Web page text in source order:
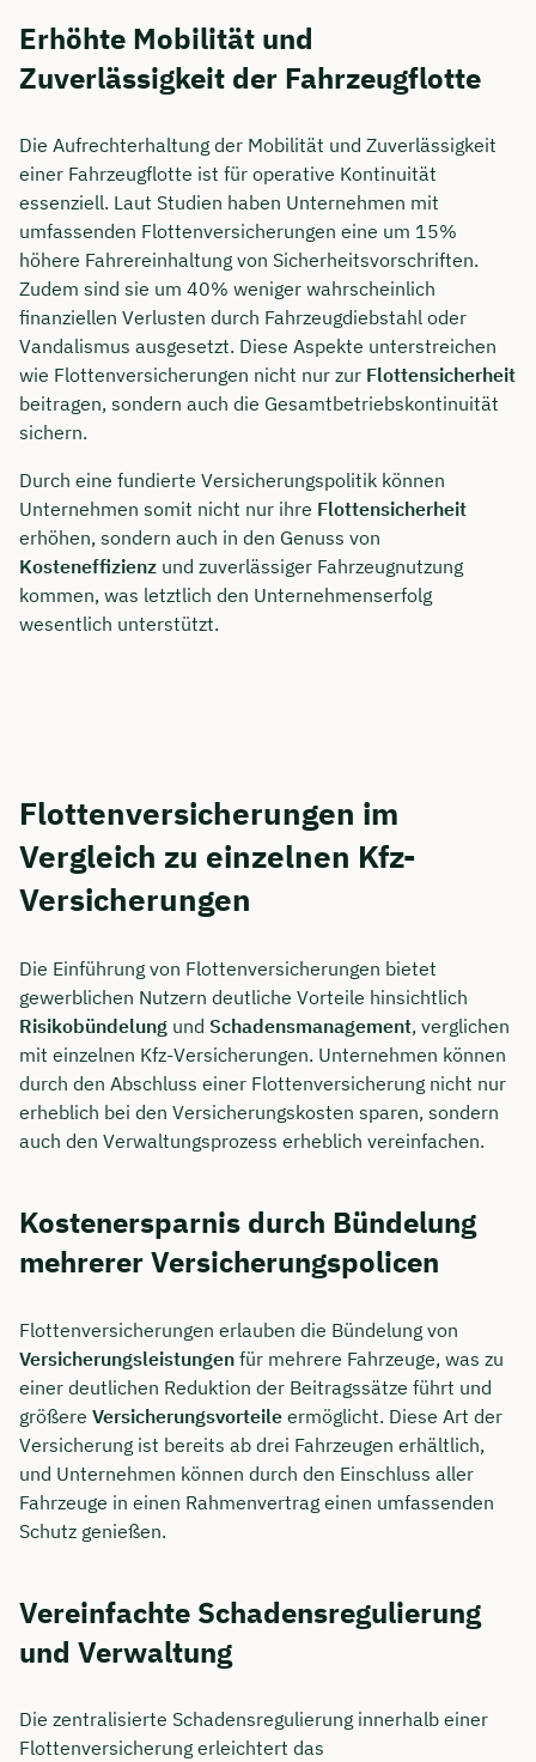
Erhöhte Mobilität und
Zuverlässigkeit der Fahrzeugflotte
Die Aufrechterhaltung der Mobilität und Zuverlässigkeit
einer Fahrzeugflotte ist für operative Kontinuität
essenziell. Laut Studien haben Unternehmen mit
umfassenden Flottenversicherungen eine um 15%
höhere Fahrereinhaltung von Sicherheitsvorschriften.
Zudem sind sie um 40% weniger wahrscheinlich
finanziellen Verlusten durch Fahrzeugdiebstahl oder
Vandalismus ausgesetzt. Diese Aspekte unterstreichen
wie Flottenversicherungen nicht nur zur Flottensicherheit
beitragen, sondern auch die Gesamtbetriebskontinuität
sichern.
Durch eine fundierte Versicherungspolitik können
Unternehmen somit nicht nur ihre Flottensicherheit
erhöhen, sondern auch in den Genuss von
Kosteneffizienz und zuverlässiger Fahrzeugnutzung
kommen, was letztlich den Unternehmenserfolg
wesentlich unterstützt.
Flottenversicherungen im
Vergleich zu einzelnen Kfz-
Versicherungen
Die Einführung von Flottenversicherungen bietet
gewerblichen Nutzern deutliche Vorteile hinsichtlich
Risikobündelung und Schadensmanagement, verglichen
mit einzelnen Kfz-Versicherungen. Unternehmen können
durch den Abschluss einer Flottenversicherung nicht nur
erheblich bei den Versicherungskosten sparen, sondern
auch den Verwaltungsprozess erheblich vereinfachen.
Kostenersparnis durch Bündelung
mehrerer Versicherungspolicen
Flottenversicherungen erlauben die Bündelung von
Versicherungsleistungen für mehrere Fahrzeuge, was zu
einer deutlichen Reduktion der Beitragssätze führt und
größere Versicherungsvorteile ermöglicht. Diese Art der
Versicherung ist bereits ab drei Fahrzeugen erhältlich,
und Unternehmen können durch den Einschluss aller
Fahrzeuge in einen Rahmenvertrag einen umfassenden
Schutz genießen.
Vereinfachte Schadensregulierung
und Verwaltung
Die zentralisierte Schadensregulierung innerhalb einer
Flottenversicherung erleichtert das